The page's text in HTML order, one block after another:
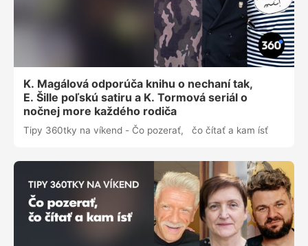
K. Magálová odporúča knihu o nechaní tak,
E. Šille poľskú satiru a K. Tormová seriál o
nočnej more každého rodiča
Tipy 360tky na víkend - Čo pozerať, čo čítať a kam ísť